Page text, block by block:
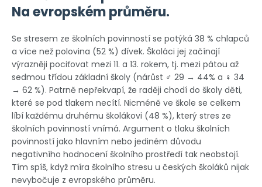
Na evropském průměru.
Se stresem ze školních povinností se potýká 38 % chlapců
a více než polovina (52 %) dívek. Školáci jej začínají
výrazněji pociťovat mezi 11. a 13. rokem, tj. mezi pátou až
sedmou třídou základní školy (nárůst ♂ 29 → 44% a ♀ 34
→ 62 %). Patrně nepřekvapí, že raději chodí do školy děti,
které se pod tlakem necítí. Nicméně ve škole se celkem
líbí každému druhému školákovi (48 %), který stres ze
školních povinností vnímá. Argument o tlaku školních
povinností jako hlavním nebo jediném důvodu
negativního hodnocení školního prostředí tak neobstojí.
Tím spíš, když míra školního stresu u českých školáků nijak
nevybočuje z evropského průměru.